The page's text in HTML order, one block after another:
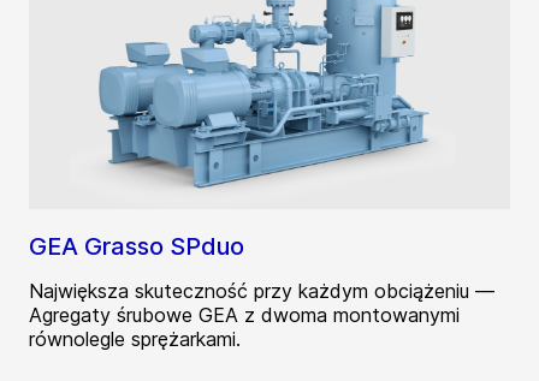
GEA Grasso SPduo
Największa skuteczność przy każdym obciążeniu —
Agregaty śrubowe GEA z dwoma montowanymi
równolegle sprężarkami.